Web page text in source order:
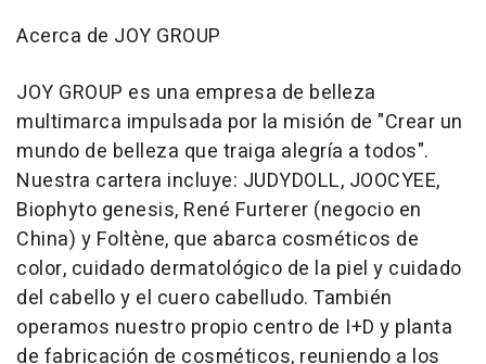
Acerca de JOY GROUP
JOY GROUP es una empresa de belleza
multimarca impulsada por la misión de "Crear un
mundo de belleza que traiga alegría a todos".
Nuestra cartera incluye: JUDYDOLL, JOOCYEE,
Biophyto genesis, René Furterer (negocio en
China) y Foltène, que abarca cosméticos de
color, cuidado dermatológico de la piel y cuidado
del cabello y el cuero cabelludo. También
operamos nuestro propio centro de I+D y planta
de fabricación de cosméticos, reuniendo a los